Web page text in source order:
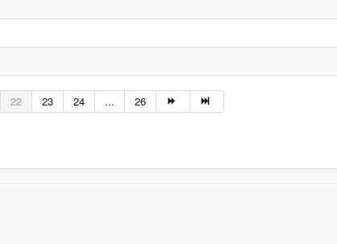
22 23 24 ... 26